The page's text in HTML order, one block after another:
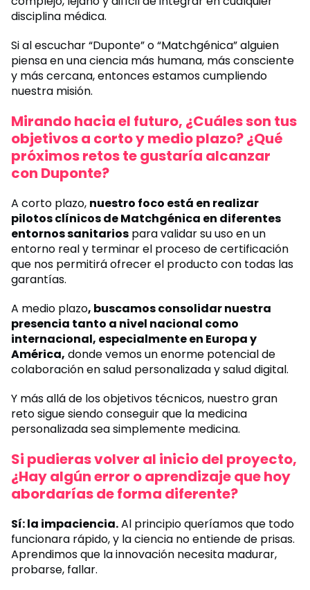
disciplina médica.
Si al escuchar “Duponte” o “Matchgénica” alguien
piensa en una ciencia más humana, más consciente
y más cercana, entonces estamos cumpliendo
nuestra misión.
Mirando hacia el futuro, ¿Cuáles son tus
objetivos a corto y medio plazo? ¿Qué
próximos retos te gustaría alcanzar
con Duponte?
A corto plazo, nuestro foco está en realizar
pilotos clínicos de Matchgénica en diferentes
entornos sanitarios para validar su uso en un
entorno real y terminar el proceso de certificación
que nos permitirá ofrecer el producto con todas las
garantías.
A medio plazo, buscamos consolidar nuestra
presencia tanto a nivel nacional como
internacional, especialmente en Europa y
América, donde vemos un enorme potencial de
colaboración en salud personalizada y salud digital.
Y más allá de los objetivos técnicos, nuestro gran
reto sigue siendo conseguir que la medicina
personalizada sea simplemente medicina.
Si pudieras volver al inicio del proyecto,
¿Hay algún error o aprendizaje que hoy
abordarías de forma diferente?
Sí: la impaciencia.Al principio queríamos que todo
funcionara rápido, y la ciencia no entiende de prisas.
Aprendimos que la innovación necesita madurar,
probarse, fallar.